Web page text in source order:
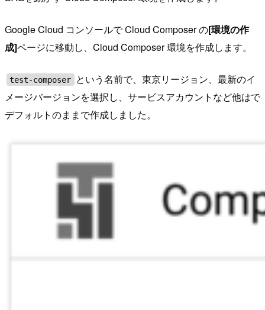
Google Cloud コンソールで Cloud Composer の[環境の作
成]ページに移動し、Cloud Composer 環境を作成します。
test-composer
という名前で、東京リージョン、最新のイ
メージバージョンを選択し、サービスアカウントなど他はで
デフォルトのままで作成しました。